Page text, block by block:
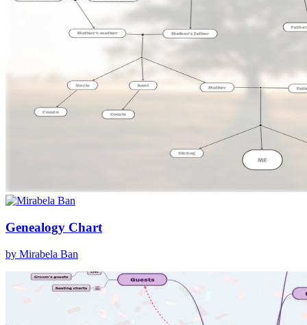
Genealogy Chart
by Mirabela Ban